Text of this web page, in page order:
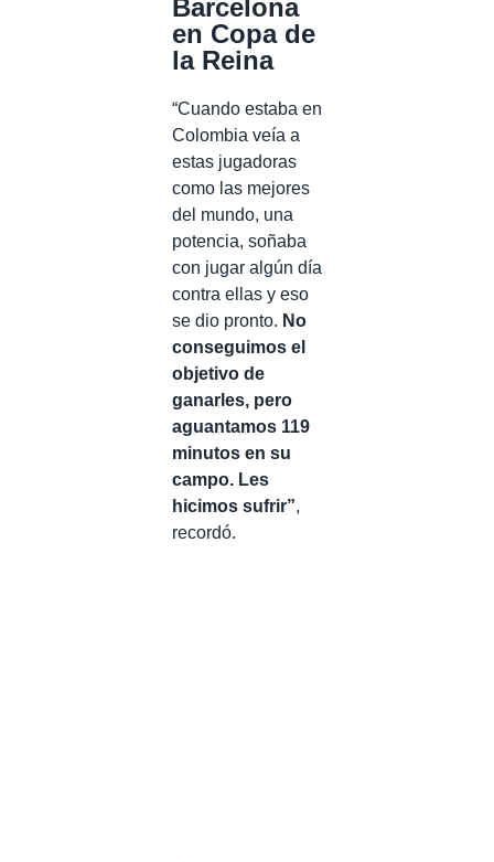
Barcelona
en Copa de
la Reina
“Cuando estaba en
Colombia veía a
estas jugadoras
como las mejores
del mundo, una
potencia, soñaba
con jugar algún día
contra ellas y eso
se dio pronto. No
conseguimos el
objetivo de
ganarles, pero
aguantamos 119
minutos en su
campo. Les
hicimos sufrir”,
recordó.